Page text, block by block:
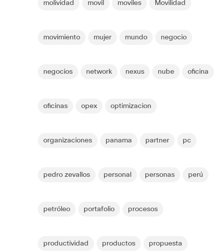
molividad movil moviles Movilidad
movimiento mujer mundo negocio
negocios network nexus nube oficina
oficinas opex optimizacion
organizaciones panama partner pc
pedro zevallos personal personas perú
petróleo portafolio procesos
productividad productos propuesta